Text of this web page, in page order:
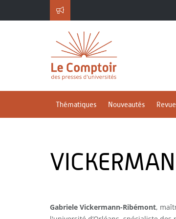
Thématiques Nouveautés
Gabriele Vickermann-Ribémont,